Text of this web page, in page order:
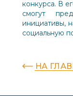
конкурса. В
смогут
инициативы,
социальную
НА